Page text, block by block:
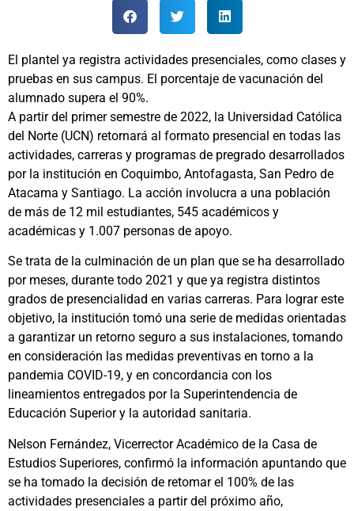
El plantel ya registra actividades presenciales, como clases y
pruebas en sus campus. El porcentaje de vacunación del
alumnado supera el 90%.
A partir del primer semestre de 2022, la Universidad Católica
del Norte (UCN) retornará al formato presencial en todas las
actividades, carreras y programas de pregrado desarrollados
por la institución en Coquimbo, Antofagasta, San Pedro de
Atacama y Santiago. La acción involucra a una población
de más de 12 mil estudiantes, 545 académicos y
académicas y 1.007 personas de apoyo.
Se trata de la culminación de un plan que se ha desarrollado
por meses, durante todo 2021 y que ya registra distintos
grados de presencialidad en varias carreras. Para lograr este
objetivo, la institución tomó una serie de medidas orientadas
a garantizar un retorno seguro a sus instalaciones, tomando
en consideración las medidas preventivas en torno a la
pandemia COVID-19, y en concordancia con los
lineamientos entregados por la Superintendencia de
Educación Superior y la autoridad sanitaria.
Nelson Fernández, Vicerrector Académico de la Casa de
Estudios Superiores, confirmó la información apuntando que
se ha tomado la decisión de retomar el 100% de las
actividades presenciales a partir del próximo año,